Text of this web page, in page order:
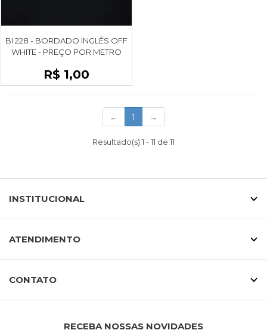
BI 228 - BORDADO INGLÊS OFF
WHITE - PREÇO POR METRO
R$ 1,00
← 1 (current)
→
Resultado(s):1 -11 de 11
INSTITUCIONAL
ATENDIMENTO
CONTATO
RECEBA NOSSAS NOVIDADES